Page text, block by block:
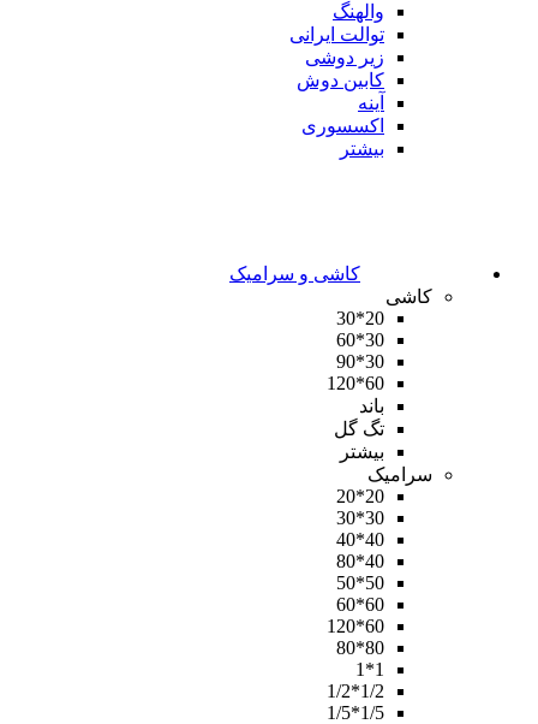
والهنگ
توالت ایرانی
زیر دوشی
کابین دوش
آینه
اکسسوری
بیشتر
کاشی و سرامیک
کاشی
20*30
30*60
30*90
60*120
باند
تگ گل
بیشتر
سرامیک
20*20
30*30
40*40
40*80
50*50
60*60
60*120
80*80
1*1
1/2*1/2
1/5*1/5